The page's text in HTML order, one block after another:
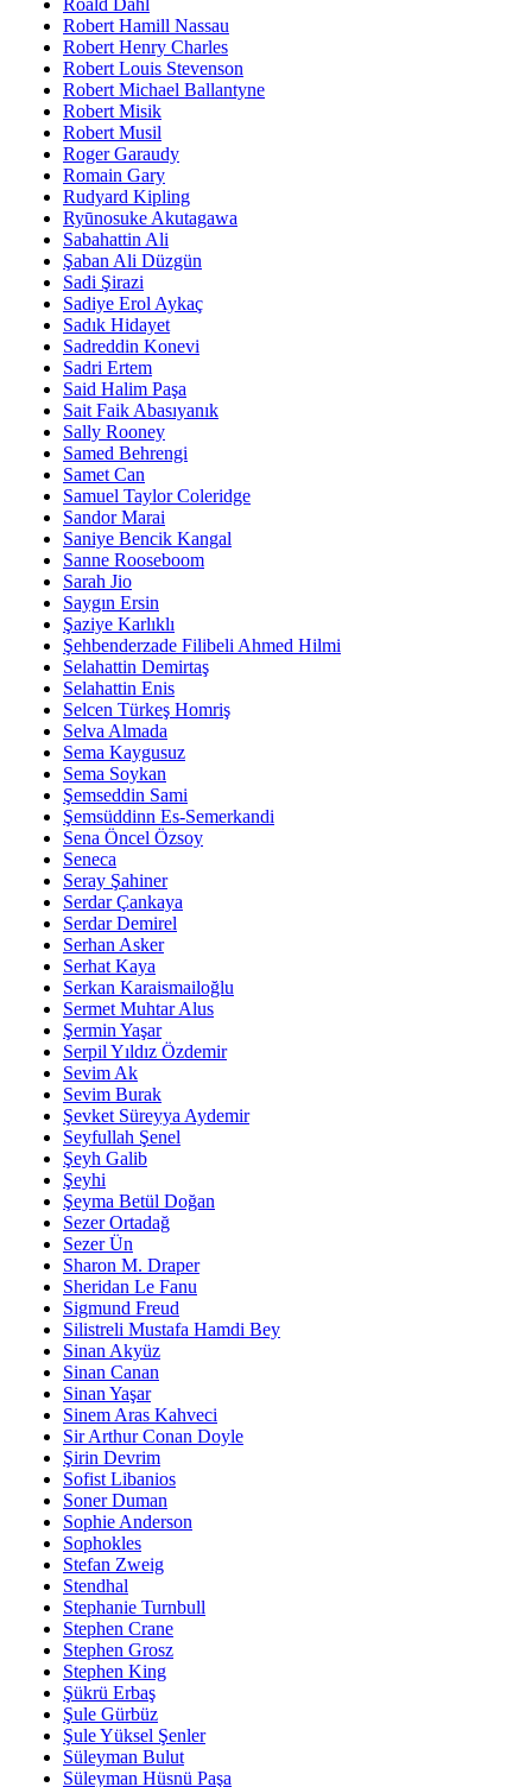
Roald Dahl
Robert Hamill Nassau
Robert Henry Charles
Robert Louis Stevenson
Robert Michael Ballantyne
Robert Misik
Robert Musil
Roger Garaudy
Romain Gary
Rudyard Kipling
Ryūnosuke Akutagawa
Sabahattin Ali
Şaban Ali Düzgün
Sadi Şirazi
Sadiye Erol Aykaç
Sadık Hidayet
Sadreddin Konevi
Sadri Ertem
Said Halim Paşa
Sait Faik Abasıyanık
Sally Rooney
Samed Behrengi
Samet Can
Samuel Taylor Coleridge
Sandor Marai
Saniye Bencik Kangal
Sanne Rooseboom
Sarah Jio
Saygın Ersin
Şaziye Karlıklı
Şehbenderzade Filibeli Ahmed Hilmi
Selahattin Demirtaş
Selahattin Enis
Selcen Türkeş Homriş
Selva Almada
Sema Kaygusuz
Sema Soykan
Şemseddin Sami
Şemsüddinn Es-Semerkandi
Sena Öncel Özsoy
Seneca
Seray Şahiner
Serdar Çankaya
Serdar Demirel
Serhan Asker
Serhat Kaya
Serkan Karaismailoğlu
Sermet Muhtar Alus
Şermin Yaşar
Serpil Yıldız Özdemir
Sevim Ak
Sevim Burak
Şevket Süreyya Aydemir
Seyfullah Şenel
Şeyh Galib
Şeyhi
Şeyma Betül Doğan
Sezer Ortadağ
Sezer Ün
Sharon M. Draper
Sheridan Le Fanu
Sigmund Freud
Silistreli Mustafa Hamdi Bey
Sinan Akyüz
Sinan Canan
Sinan Yaşar
Sinem Aras Kahveci
Sir Arthur Conan Doyle
Şirin Devrim
Sofist Libanios
Soner Duman
Sophie Anderson
Sophokles
Stefan Zweig
Stendhal
Stephanie Turnbull
Stephen Crane
Stephen Grosz
Stephen King
Şükrü Erbaş
Şule Gürbüz
Şule Yüksel Şenler
Süleyman Bulut
Süleyman Hüsnü Paşa